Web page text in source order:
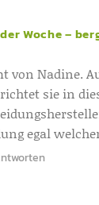
Woche –
von Nadine.
sie in
egal